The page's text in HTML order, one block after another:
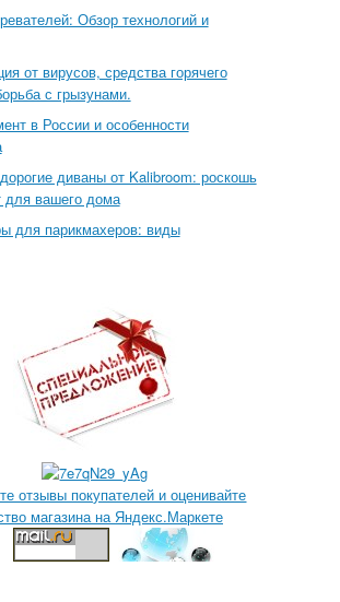
Обзор технологий и
от вирусов, средства горячего
с грызунами.
в России и особенности
диваны от Kalibroom: роскошь
для вашего дома
для парикмахеров: виды